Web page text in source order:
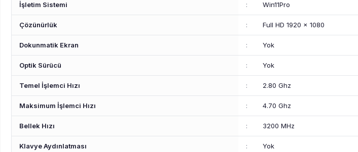
İşletim Sistemi : Win11Pro
Çözünürlük : Full HD 1920 x 1080
Dokunmatik Ekran : Yok
Optik Sürücü : Yok
Temel İşlemci Hızı : 2.80 Ghz
Maksimum İşlemci Hızı : 4.70 Ghz
Bellek Hızı : 3200 MHz
Klavye Aydınlatması : Yok